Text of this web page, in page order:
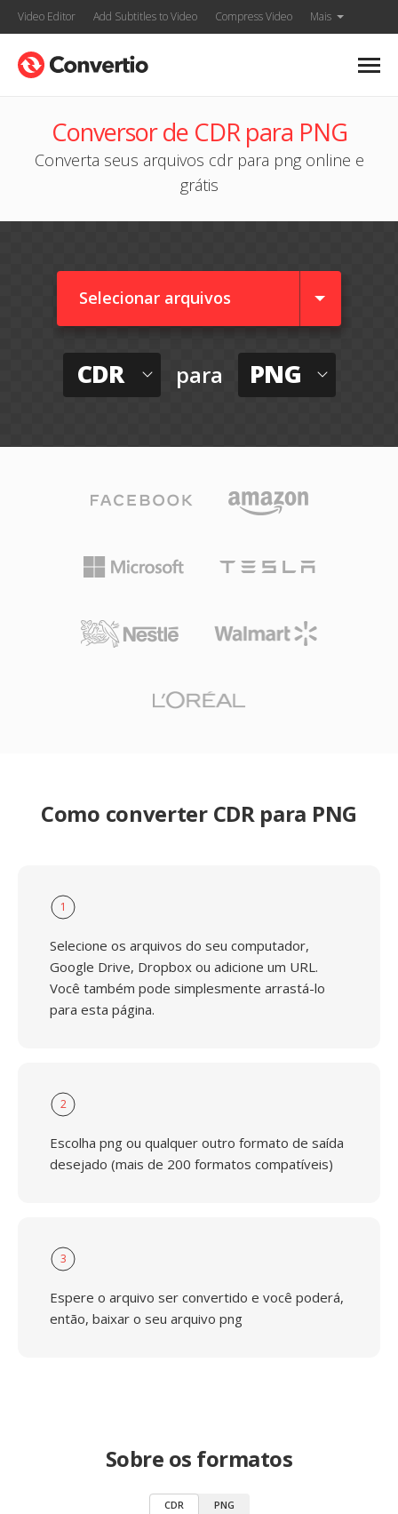
Video Editor Add Subtitles to Video Compress Video Mais
Conversor de CDR para PNG
Converta seus arquivos cdr para png online e
grátis
Selecionar arquivos
CDR para PNG
Como converter CDR para PNG
1
Selecione os arquivos do seu computador,
Google Drive, Dropbox ou adicione um URL.
Você também pode simplesmente arrastá-lo
para esta página.
2
Escolha png ou qualquer outro formato de saída
desejado (mais de 200 formatos compatíveis)
3
Espere o arquivo ser convertido e você poderá,
então, baixar o seu arquivo png
Sobre os formatos
CDR PNG